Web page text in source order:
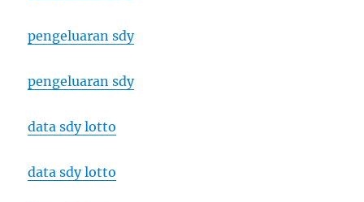
pengeluaran sdy
pengeluaran sdy
data sdy lotto
data sdy lotto